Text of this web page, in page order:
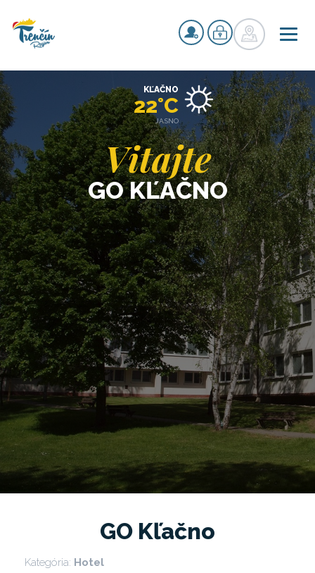
Vitajte
GO KĽAČNO
KĽAČNO
22°C
JASNO
GO Kľačno
Kategória: Hotel